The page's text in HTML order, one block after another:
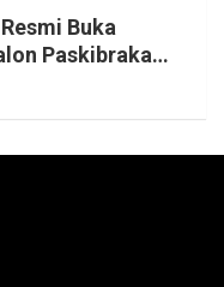
Buka
Paskibraka